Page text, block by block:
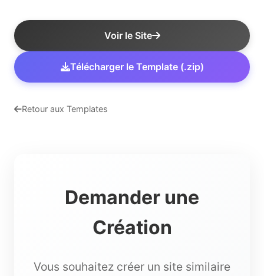
Voir le Site
Télécharger le Template (.zip)
Retour aux Templates
Demander une
Création
Vous souhaitez créer un site similaire